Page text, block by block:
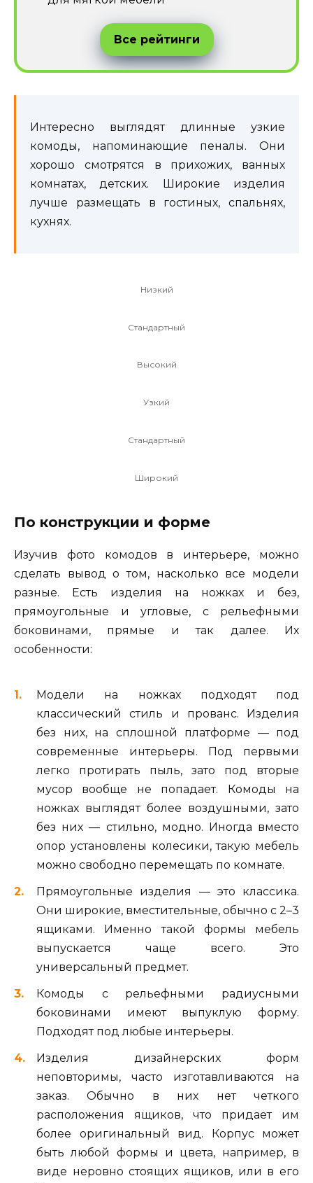
Все рейтинги
Интересно выглядят длинные узкие
комоды, напоминающие пеналы. Они
хорошо смотрятся в прихожих, ванных
комнатах, детских. Широкие изделия
лучше размещать в гостиных, спальнях,
кухнях.
Низкий
Стандартный
Высокий
Узкий
Стандартный
Широкий
По конструкции и форме
Изучив фото комодов в интерьере, можно
сделать вывод о том, насколько все модели
разные. Есть изделия на ножках и без,
прямоугольные и угловые, с рельефными
боковинами, прямые и так далее. Их
особенности:
Модели на ножках подходят под
классический стиль и прованс. Изделия
без них, на сплошной платформе — под
современные интерьеры. Под первыми
легко протирать пыль, зато под вторые
мусор вообще не попадает. Комоды на
ножках выглядят более воздушными, зато
без них — стильно, модно. Иногда вместо
опор установлены колесики, такую мебель
можно свободно перемещать по комнате.
Прямоугольные изделия — это классика.
Они широкие, вместительные, обычно с 2–3
ящиками. Именно такой формы мебель
выпускается чаще всего. Это
универсальный предмет.
Комоды с рельефными радиусными
боковинами имеют выпуклую форму.
Подходят под любые интерьеры.
Изделия дизайнерских форм
неповторимы, часто изготавливаются на
заказ. Обычно в них нет четкого
расположения ящиков, что придает им
более оригинальный вид. Корпус может
быть любой формы и цвета, например, в
виде неровно стоящих ящиков, или в его